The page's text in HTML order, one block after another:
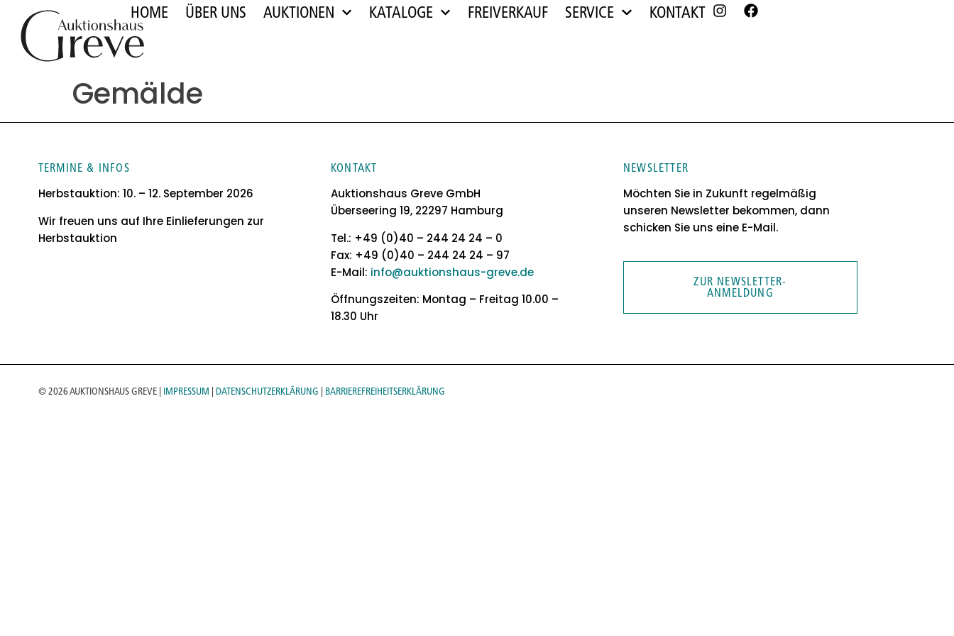
springen
HOME ÜBER UNS AUKTIONEN KATALOGE FREIVERKAUF SERVICE KONTAKT
Gemälde
TERMINE & INFOS
Herbstauktion: 10. – 12. September 2026
Wir freuen uns auf Ihre Einlieferungen zur
Herbstauktion
KONTAKT
Auktionshaus Greve GmbH
Überseering 19, 22297 Hamburg
Tel.: +49 (0)40 – 244 24 24 – 0
Fax: +49 (0)40 – 244 24 24 – 97
E-Mail: info@auktionshaus-greve.de
Öffnungszeiten: Montag – Freitag 10.00 –
18.30 Uhr
NEWSLETTER
Möchten Sie in Zukunft regelmäßig
unseren Newsletter bekommen, dann
schicken Sie uns eine E-Mail.
ZUR NEWSLETTER-
ANMELDUNG
© 2026 AUKTIONSHAUS GREVE | IMPRESSUM DATENSCHUTZERKLÄRUNG BARRIEREFREIHEITSERKLÄRUNG